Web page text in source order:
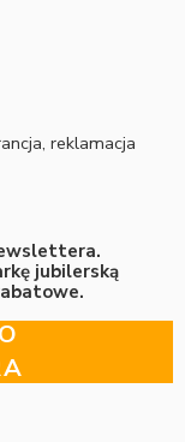
reklamacja
jubilerską